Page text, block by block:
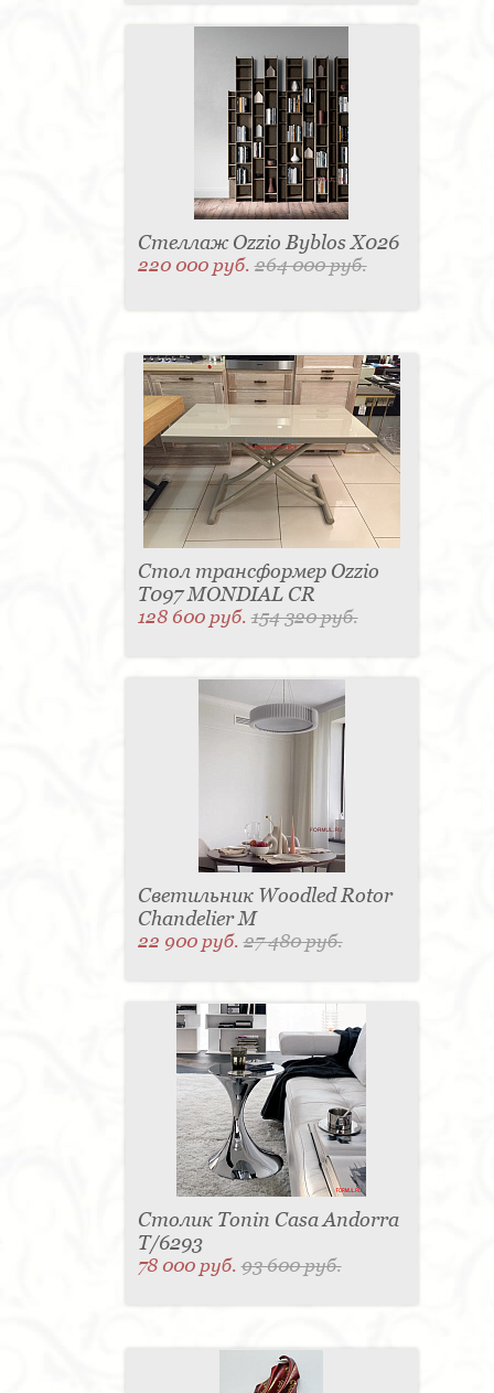
Стеллаж Ozzio Byblos X026
220 000 руб.264 000 руб.
Стол трансформер Ozzio
T097 MONDIAL CR
128 600 руб.154 320 руб.
Светильник Woodled Rotor
Chandelier M
22 900 руб.27 480 руб.
Столик Tonin Casa Andorra
T/6293
78 000 руб.93 600 руб.